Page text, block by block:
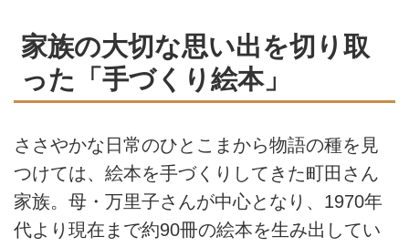
家族の大切な思い出を切り取
った「手づくり絵本」
ささやかな日常のひとこまから物語の種を見
つけては、絵本を手づくりしてきた町田さん
家族。母・万里子さんが中心となり、1970年
代より現在まで約90冊の絵本を生み出してい